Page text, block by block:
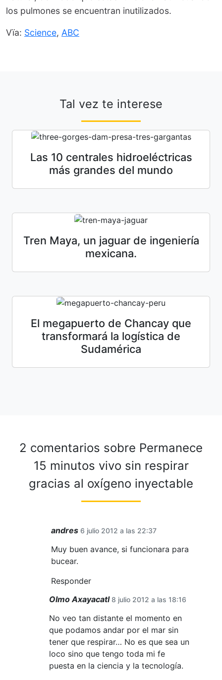
los pulmones se encuentran inutilizados.
Vïa: Science, ABC
Tal vez te interese
Las 10 centrales hidroeléctricas
más grandes del mundo
Tren Maya, un jaguar de ingeniería
mexicana.
El megapuerto de Chancay que
transformará la logística de
Sudamérica
2 comentarios sobre Permanece
15 minutos vivo sin respirar
gracias al oxígeno inyectable
andres 6 julio 2012 a las 22:37
Muy buen avance, si funcionara para
bucear.
Responder
Olmo Axayacatl 8 julio 2012 a las 18:16
No veo tan distante el momento en
que podamos andar por el mar sin
tener que respirar… No es que sea un
loco sino que tengo toda mi fe
puesta en la ciencia y la tecnología.